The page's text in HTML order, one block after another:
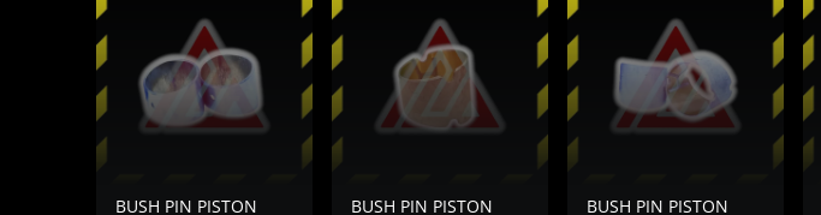
BUSH PIN PISTON
BUSH PIN PISTON
BUSH PIN PISTON